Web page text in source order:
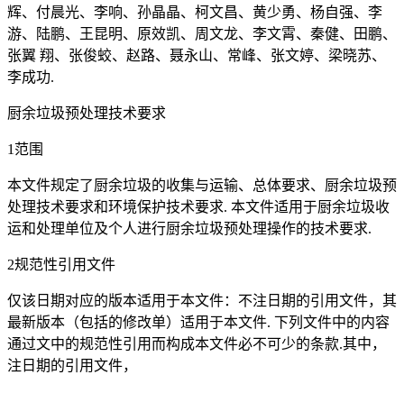
辉、付晨光、李响、孙晶晶、柯文昌、黄少勇、杨自强、李
游、陆鹏、王昆明、原效凯、周文龙、李文霄、秦健、田鹏、
张翼 翔、张俊蛟、赵路、聂永山、常峰、张文婷、梁晓苏、
李成功.
厨余垃圾预处理技术要求
1范围
本文件规定了厨余垃圾的收集与运输、总体要求、厨余垃圾预
处理技术要求和环境保护技术要求. 本文件适用于厨余垃圾收
运和处理单位及个人进行厨余垃圾预处理操作的技术要求.
2规范性引用文件
仅该日期对应的版本适用于本文件：不注日期的引用文件，其
最新版本（包括的修改单）适用于本文件. 下列文件中的内容
通过文中的规范性引用而构成本文件必不可少的条款.其中，
注日期的引用文件，